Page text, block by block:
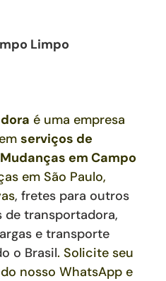
Limpo
é uma empresa
serviços de
em Campo
em São Paulo,
, fretes para outros
de transportadora,
e transporte
o Brasil. Solicite seu
nosso WhatsApp e